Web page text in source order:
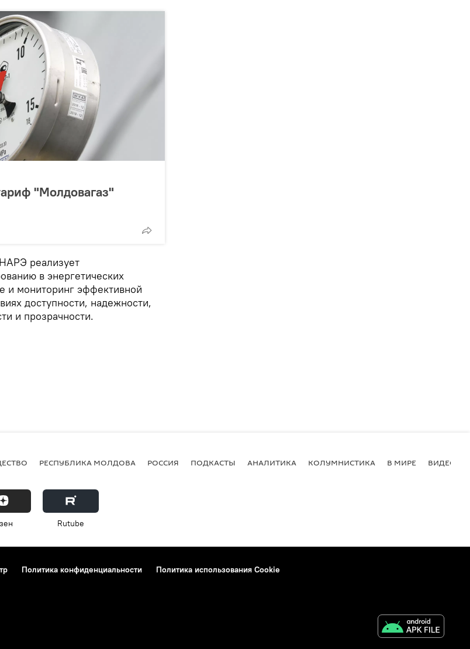
"Молдовагаз"
реализует
в энергетических
и мониторинг эффективной
доступности, надежности,
и прозрачности.
РЕСПУБЛИКА МОЛДОВА РОССИЯ ПОДКАСТЫ АНАЛИТИКА КОЛУМНИСТИКА В МИРЕ ВИДЕО
Rutube
Политика конфиденциальности
Политика использования Cookie